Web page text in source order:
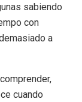
sabiendo
con
a
cuando